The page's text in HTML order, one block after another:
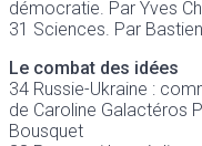
démocratie. Par Yves
31 Sciences. Par Bastien
Le combat des idées
34 Russie-Ukraine :
de Caroline Galactéros
Bousquet